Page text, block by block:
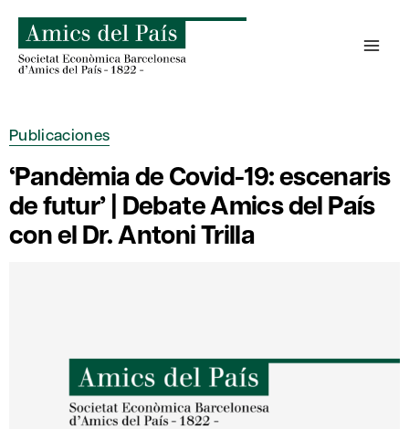
contenido
Publicaciones
‘Pandèmia de Covid-19: escenaris
de futur’ | Debate Amics del País
con el Dr. Antoni Trilla